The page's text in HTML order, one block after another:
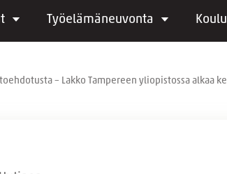
Työelämäneuvonta
– Lakko Tampereen yliopistossa alkaa